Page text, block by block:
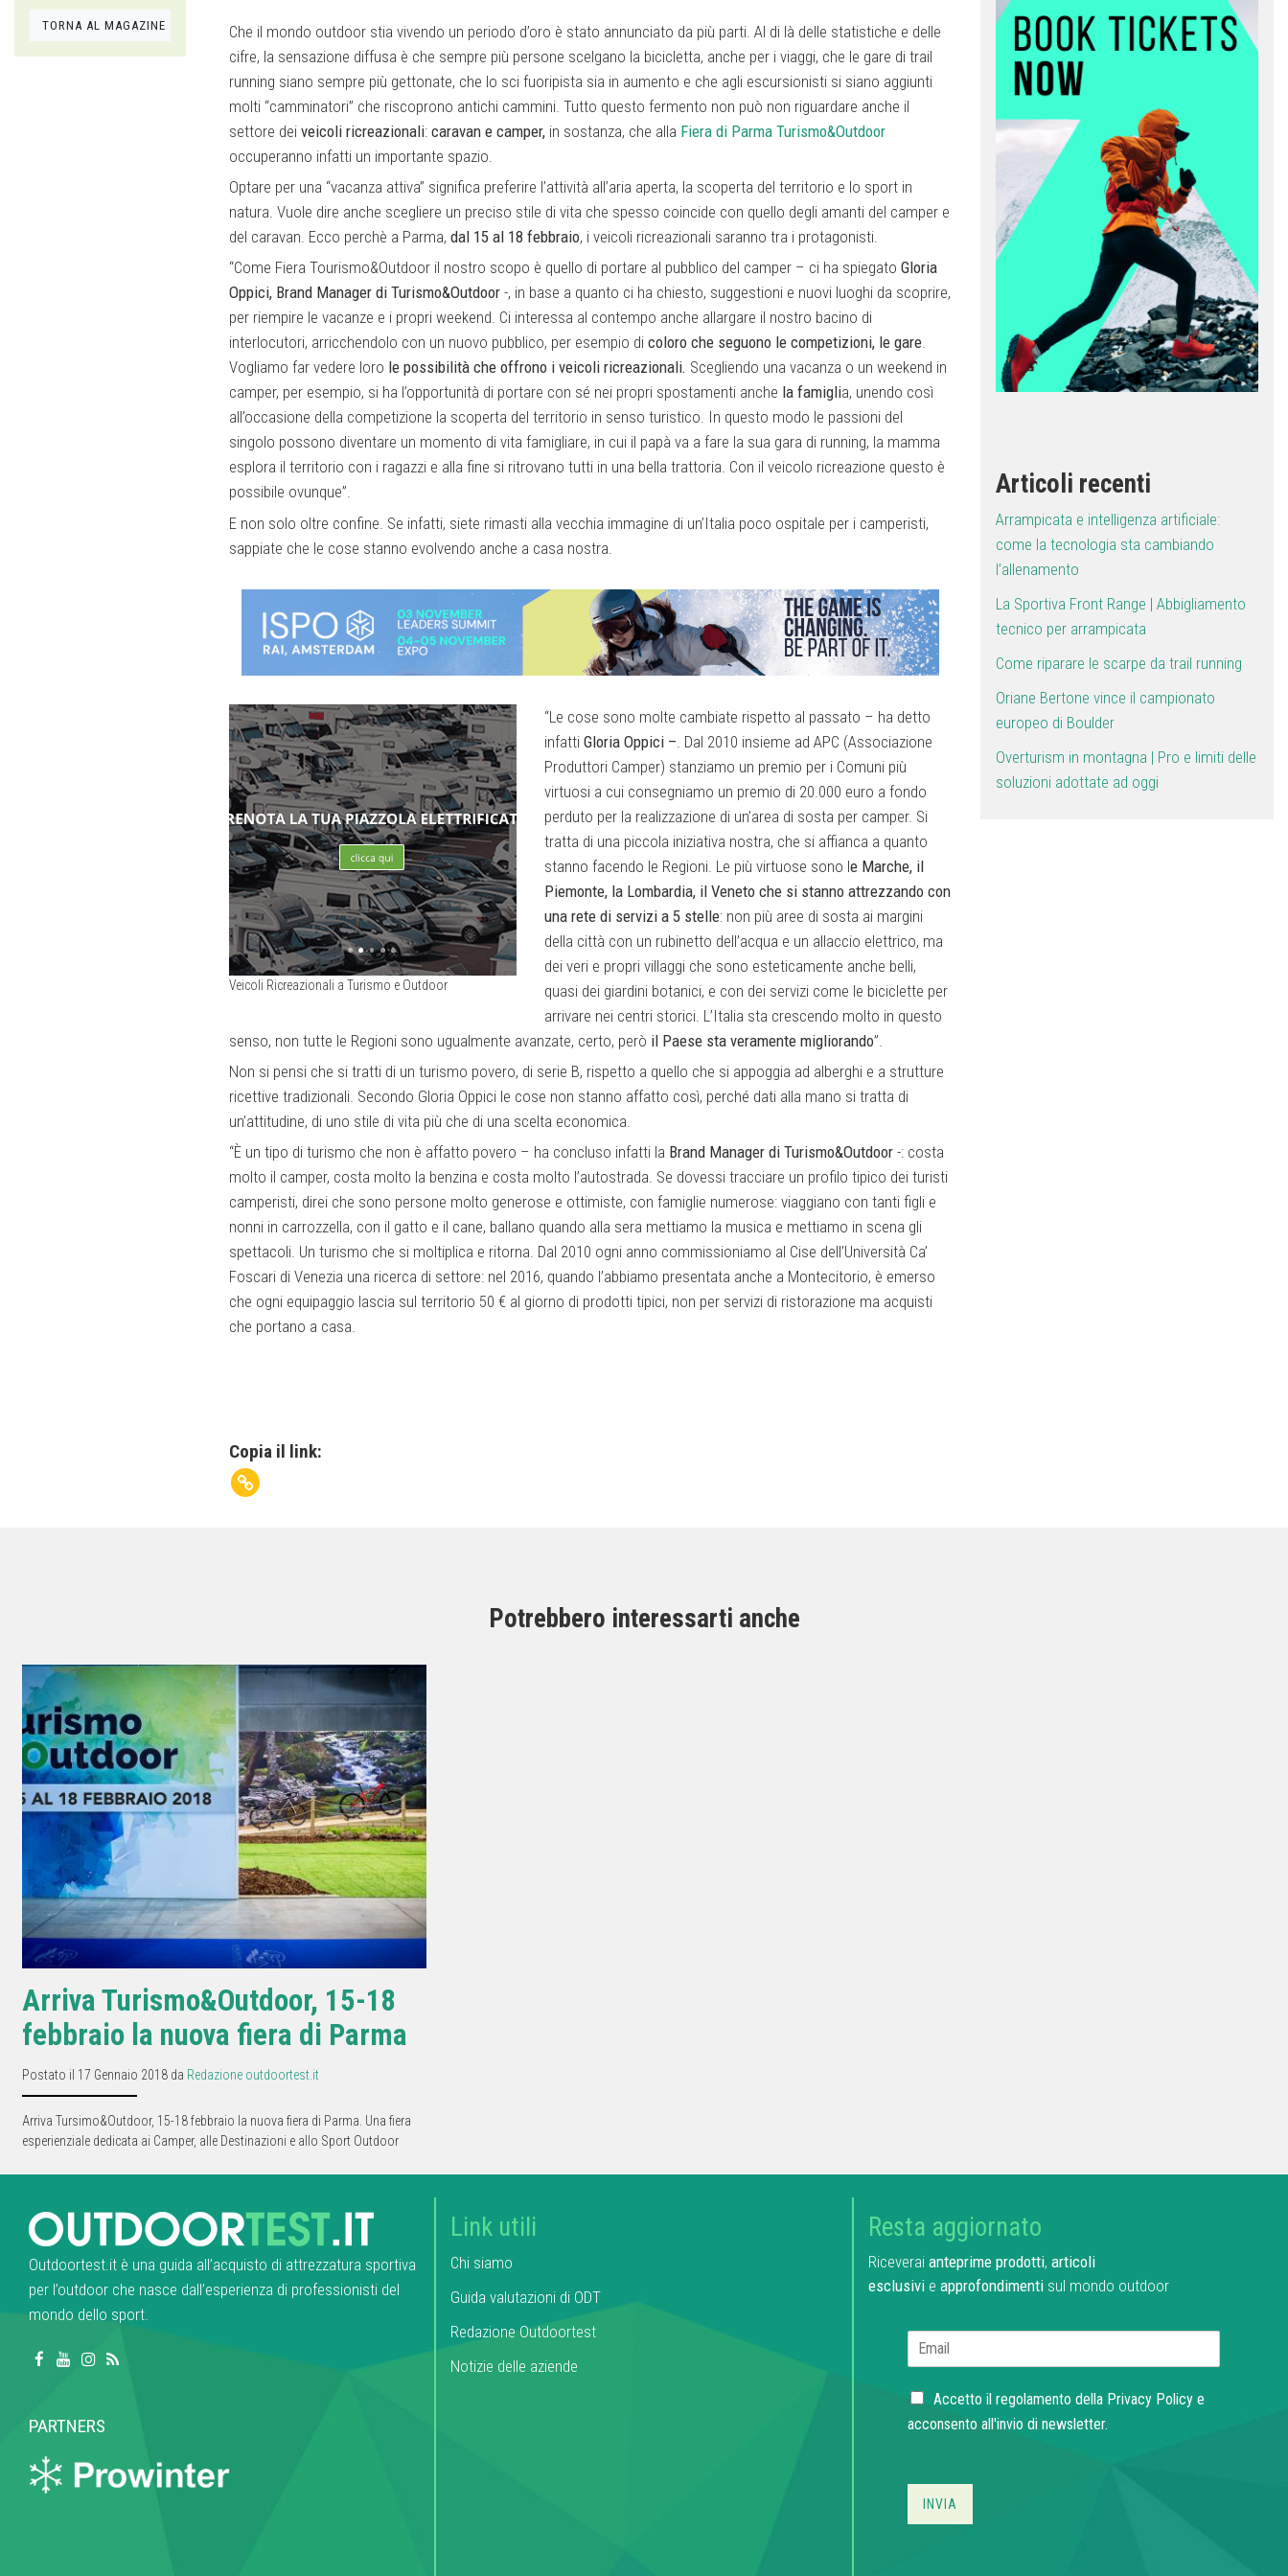
TORNA AL MAGAZINE
Che il mondo outdoor stia vivendo un periodo d’oro è stato annunciato da più parti. Al di là delle statistiche e delle
cifre, la sensazione diffusa è che sempre più persone scelgano la bicicletta, anche per i viaggi, che le gare di trail
running siano sempre più gettonate, che lo sci fuoripista sia in aumento e che agli escursionisti si siano aggiunti
molti “camminatori” che riscoprono antichi cammini. Tutto questo fermento non può non riguardare anche il
settore dei veicoli ricreazionali: caravan e camper, in sostanza, che alla Fiera di Parma Turismo&Outdoor
occuperanno infatti un importante spazio.
Optare per una “vacanza attiva” significa preferire l’attività all’aria aperta, la scoperta del territorio e lo sport in
natura. Vuole dire anche scegliere un preciso stile di vita che spesso coincide con quello degli amanti del camper e
del caravan. Ecco perchè a Parma, dal 15 al 18 febbraio, i veicoli ricreazionali saranno tra i protagonisti.
“Come Fiera Tourismo&Outdoor il nostro scopo è quello di portare al pubblico del camper – ci ha spiegato Gloria
Oppici, Brand Manager di Turismo&Outdoor -, in base a quanto ci ha chiesto, suggestioni e nuovi luoghi da scoprire,
per riempire le vacanze e i propri weekend. Ci interessa al contempo anche allargare il nostro bacino di
interlocutori, arricchendolo con un nuovo pubblico, per esempio di coloro che seguono le competizioni, le gare.
Vogliamo far vedere loro le possibilità che offrono i veicoli ricreazionali. Scegliendo una vacanza o un weekend in
camper, per esempio, si ha l’opportunità di portare con sé nei propri spostamenti anche la famiglia, unendo così
all’occasione della competizione la scoperta del territorio in senso turistico. In questo modo le passioni del
singolo possono diventare un momento di vita famigliare, in cui il papà va a fare la sua gara di running, la mamma
esplora il territorio con i ragazzi e alla fine si ritrovano tutti in una bella trattoria. Con il veicolo ricreazione questo è
possibile ovunque”.
E non solo oltre confine. Se infatti, siete rimasti alla vecchia immagine di un’Italia poco ospitale per i camperisti,
sappiate che le cose stanno evolvendo anche a casa nostra.
Veicoli Ricreazionali a Turismo e Outdoor
“Le cose sono molte cambiate rispetto al passato – ha detto
infatti Gloria Oppici – . Dal 2010 insieme ad APC (Associazione
Produttori Camper) stanziamo un premio per i Comuni più
virtuosi a cui consegniamo un premio di 20.000 euro a fondo
perduto per la realizzazione di un’area di sosta per camper. Si
tratta di una piccola iniziativa nostra, che si affianca a quanto
stanno facendo le Regioni. Le più virtuose sono le Marche, il
Piemonte, la Lombardia, il Veneto che si stanno attrezzando con
una rete di servizi a 5 stelle: non più aree di sosta ai margini
della città con un rubinetto dell’acqua e un allaccio elettrico, ma
dei veri e propri villaggi che sono esteticamente anche belli,
quasi dei giardini botanici, e con dei servizi come le biciclette per
arrivare nei centri storici. L’Italia sta crescendo molto in questo
senso, non tutte le Regioni sono ugualmente avanzate, certo, però il Paese sta veramente migliorando”.
Non si pensi che si tratti di un turismo povero, di serie B, rispetto a quello che si appoggia ad alberghi e a strutture
ricettive tradizionali. Secondo Gloria Oppici le cose non stanno affatto così, perché dati alla mano si tratta di
un’attitudine, di uno stile di vita più che di una scelta economica.
“È un tipo di turismo che non è affatto povero – ha concluso infatti la Brand Manager di Turismo&Outdoor -: costa
molto il camper, costa molto la benzina e costa molto l’autostrada. Se dovessi tracciare un profilo tipico dei turisti
camperisti, direi che sono persone molto generose e ottimiste, con famiglie numerose: viaggiano con tanti figli e
nonni in carrozzella, con il gatto e il cane, ballano quando alla sera mettiamo la musica e mettiamo in scena gli
spettacoli. Un turismo che si moltiplica e ritorna. Dal 2010 ogni anno commissioniamo al Cise dell’Università Ca’
Foscari di Venezia una ricerca di settore: nel 2016, quando l’abbiamo presentata anche a Montecitorio, è emerso
che ogni equipaggio lascia sul territorio 50 € al giorno di prodotti tipici, non per servizi di ristorazione ma acquisti
che portano a casa.
Copia il link:
Articoli recenti
Arrampicata e intelligenza artificiale:
come la tecnologia sta cambiando
l’allenamento
La Sportiva Front Range | Abbigliamento
tecnico per arrampicata
Come riparare le scarpe da trail running
Oriane Bertone vince il campionato
europeo di Boulder
Overturism in montagna | Pro e limiti delle
soluzioni adottate ad oggi
Potrebbero interessarti anche
Arriva Turismo&Outdoor, 15-18
febbraio la nuova fiera di Parma
Postato il 17 Gennaio 2018 da Redazione outdoortest.it
Arriva Tursimo&Outdoor, 15-18 febbraio la nuova fiera di Parma. Una fiera
esperienziale dedicata ai Camper, alle Destinazioni e allo Sport Outdoor
Outdoortest.it è una guida all’acquisto di attrezzatura sportiva
per l’outdoor che nasce dall’esperienza di professionisti del
mondo dello sport.
PARTNERS
Link utili
Chi siamo
Guida valutazioni di ODT
Redazione Outdoortest
Notizie delle aziende
Resta aggiornato
Riceveraianteprime prodotti, articoli
esclusivie approfondimentisul mondo outdoor
*
C
e
b
x
Accetto il regolamento della Privacy Policye
acconsento all'invio di newsletter.
INVIA